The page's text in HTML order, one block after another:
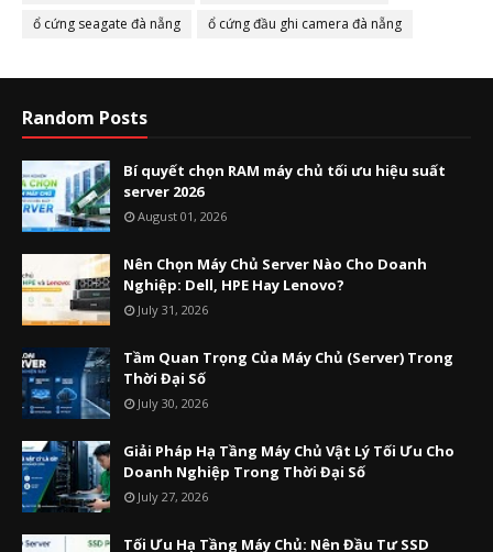
ổ cứng seagate đà nẵng
ổ cứng đầu ghi camera đà nẵng
Random Posts
Bí quyết chọn RAM máy chủ tối ưu hiệu suất
server 2026
August 01, 2026
Nên Chọn Máy Chủ Server Nào Cho Doanh
Nghiệp: Dell, HPE Hay Lenovo?
July 31, 2026
Tầm Quan Trọng Của Máy Chủ (Server) Trong
Thời Đại Số
July 30, 2026
Giải Pháp Hạ Tầng Máy Chủ Vật Lý Tối Ưu Cho
Doanh Nghiệp Trong Thời Đại Số
July 27, 2026
Tối Ưu Hạ Tầng Máy Chủ: Nên Đầu Tư SSD